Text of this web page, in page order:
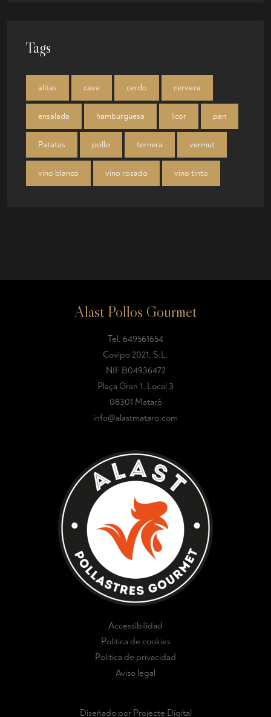
Tags
alitas cava cerdo cerveza
ensalada hamburguesa licor pan
Patatas pollo ternera vermut
vino blanco vino rosado vino tinto
Alast Pollos Gourmet
Tel. 649561654
Covipo 2021, S.L.
NIF B04936472
Plaça Gran 1, Local 3
08301 Mataró
info@alastmataro.com
Accessibilidad
Politica de cookies
Politica de privacidad
Aviso legal
Diseñado por Projecte Digital